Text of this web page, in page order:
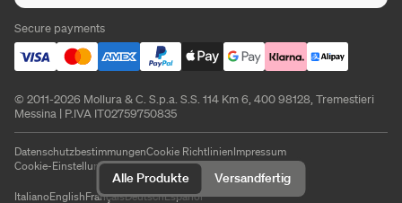
Alle Produkte Versandfertig
Secure payments
© 2011-2026 Mollura & C. S.p.a. S.S. 114 Km 6, 400 98128, Tremestieri
Messina | P.IVA IT02759750835
DatenschutzbestimmungenCookie RichtlinienImpressum
Cookie-Einstellungen
ItalianoEnglishFrançaisDeutschEspañol